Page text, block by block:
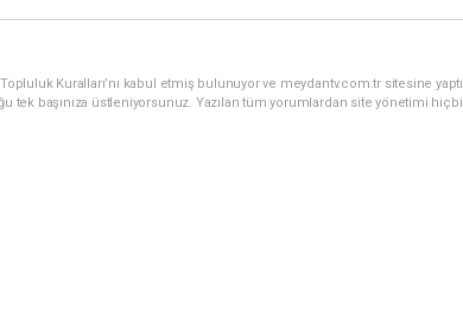
Kuralları’nı kabul etmiş bulunuyor ve meydantv.com.tr sitesine
tek başınıza üstleniyorsunuz. Yazılan tüm yorumlardan site yönetimi